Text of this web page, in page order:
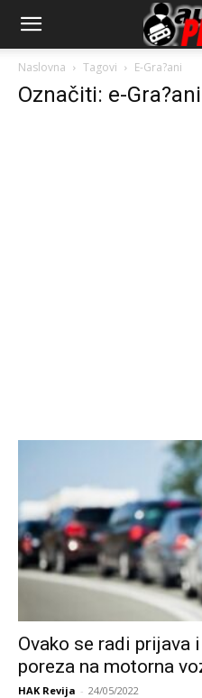
AutopressHR
Naslovna Tagovi E-Gra?ani
Označiti: e-Gra?ani
Ovako se radi prijava
poreza na motorna
HAK Revija - 24/05/2022